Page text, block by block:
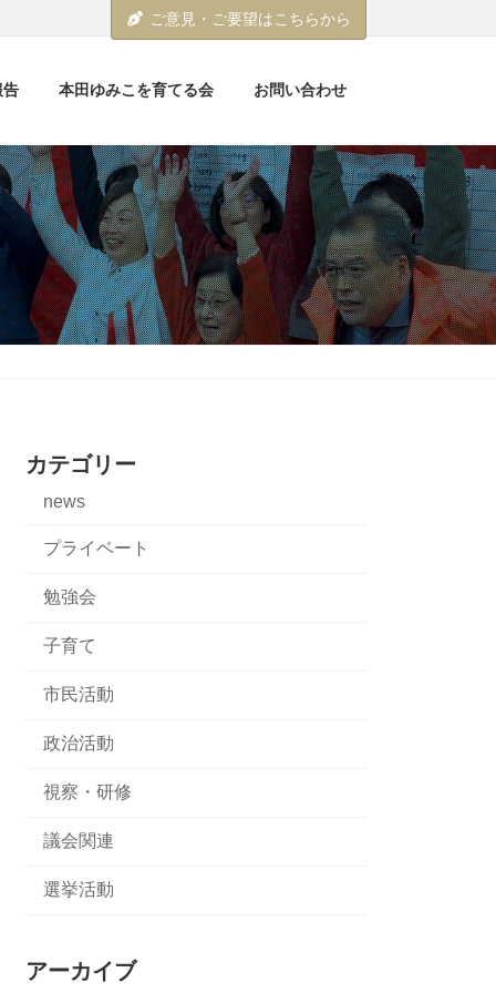
ご意見・ご要望はこちらから
告 本田ゆみこを育てる会 お問い合わせ
カテゴリー
news
プライベート
勉強会
子育て
市民活動
政治活動
視察・研修
議会関連
選挙活動
アーカイブ